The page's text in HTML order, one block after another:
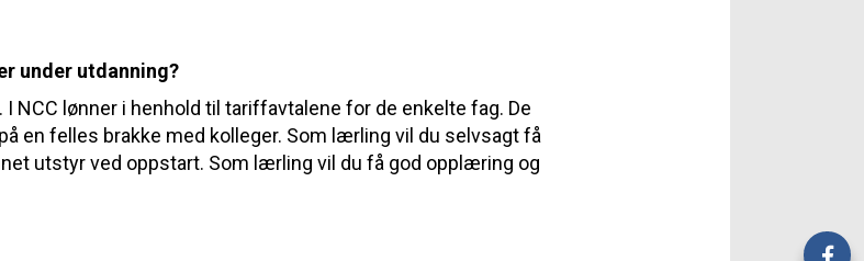
under utdanning?
NCC lønner i henhold til tariffavtalene for de enkelte fag. De
en felles brakke med kolleger. Som lærling vil du selvsagt få
utstyr ved oppstart. Som lærling vil du få god opplæring og